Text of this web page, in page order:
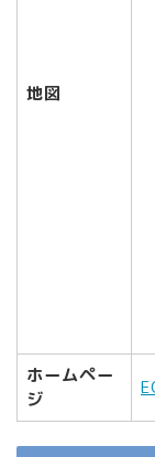
地図
ホームペー
ジ